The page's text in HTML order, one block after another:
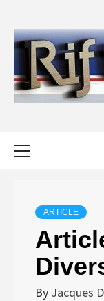
content
ARTICLE
By Jacques